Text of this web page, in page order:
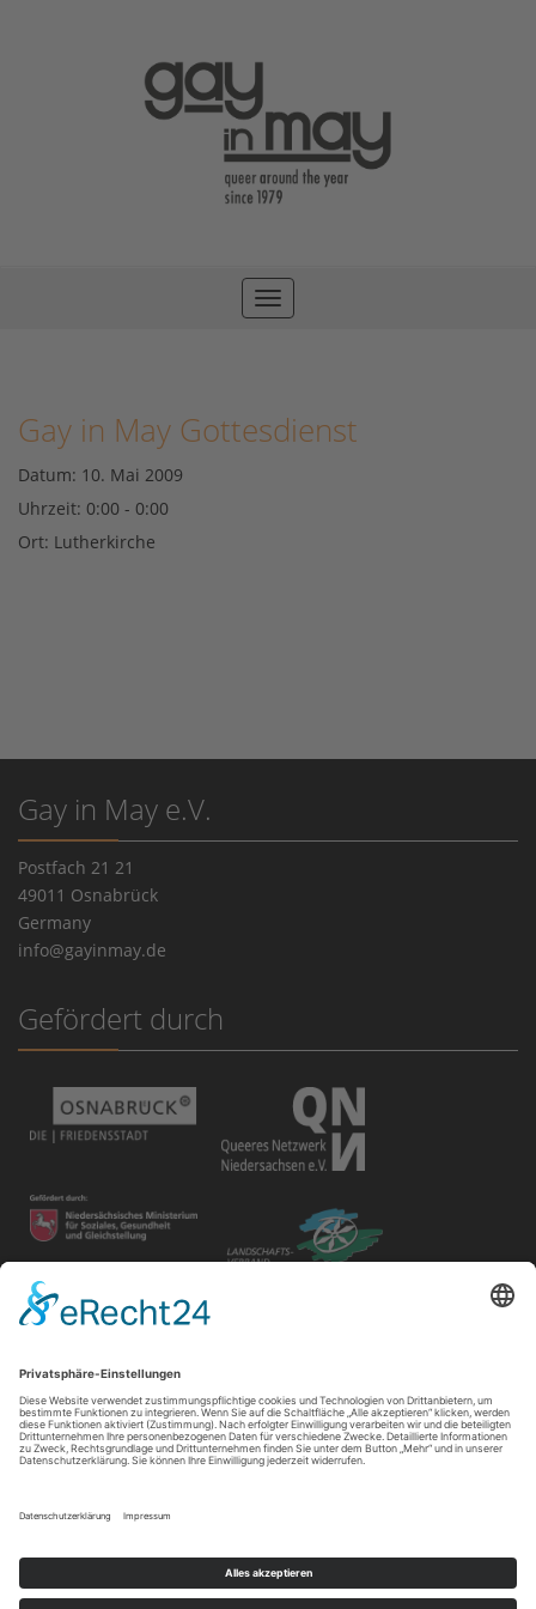
Toggle
Gay in May Gottesdienst
Datum: 10. Mai 2009
Uhrzeit: 0:00 - 0:00
Ort: Lutherkirche
Gay in May e.V.
Postfach 21 21
49011 Osnabrück
Germany
info@gayinmay.de
Gefördert durch
Disclaimer
Der Gay in May e.V. bietet unterschiedlichen Gruppen und
für ihre Inhalte tragen die Veranstalter*innen.